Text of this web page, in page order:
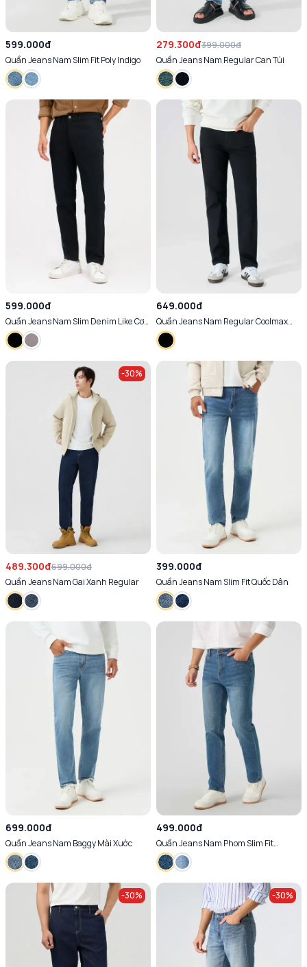
599.000đ
Quần Jeans Nam Slim Fit Poly Indigo
279.300đ399.000đ
Quần Jeans Nam Regular Can Túi
599.000đ
Quần Jeans Nam Slim Denim Like Cơ
Bản (QJM6041)
649.000đ
Quần Jeans Nam Regular Coolmax
Black Titan
-30%
489.300đ699.000đ
Quần Jeans Nam Gai Xanh Regular
399.000đ
Quần Jeans Nam Slim Fit Quốc Dân
699.000đ
Quần Jeans Nam Baggy Mài Xước
499.000đ
Quần Jeans Nam Phom Slim Fit
(QJM3017 )
-30% -30%